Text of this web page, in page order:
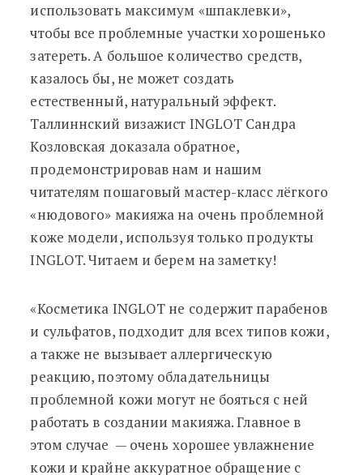
использовать максимум «шпаклевки»,
чтобы все проблемные участки хорошенько
затереть. А большое количество средств,
казалось бы, не может создать
естественный, натуральный эффект.
Таллиннский визажист INGLOT Сандра
Козловская доказала обратное,
продемонстрировав нам и нашим
читателям пошаговый мастер-класс лёгкого
«нюдового» макияжа на очень проблемной
коже модели, используя только продукты
INGLOT. Читаем и берем на заметку!
«Косметика INGLOT не содержит парабенов
и сульфатов, подходит для всех типов кожи,
а также не вызывает аллергическую
реакцию, поэтому обладательницы
проблемной кожи могут не бояться с ней
работать в создании макияжа. Главное в
этом случае — очень хорошее увлажнение
кожи и крайне аккуратное обращение с